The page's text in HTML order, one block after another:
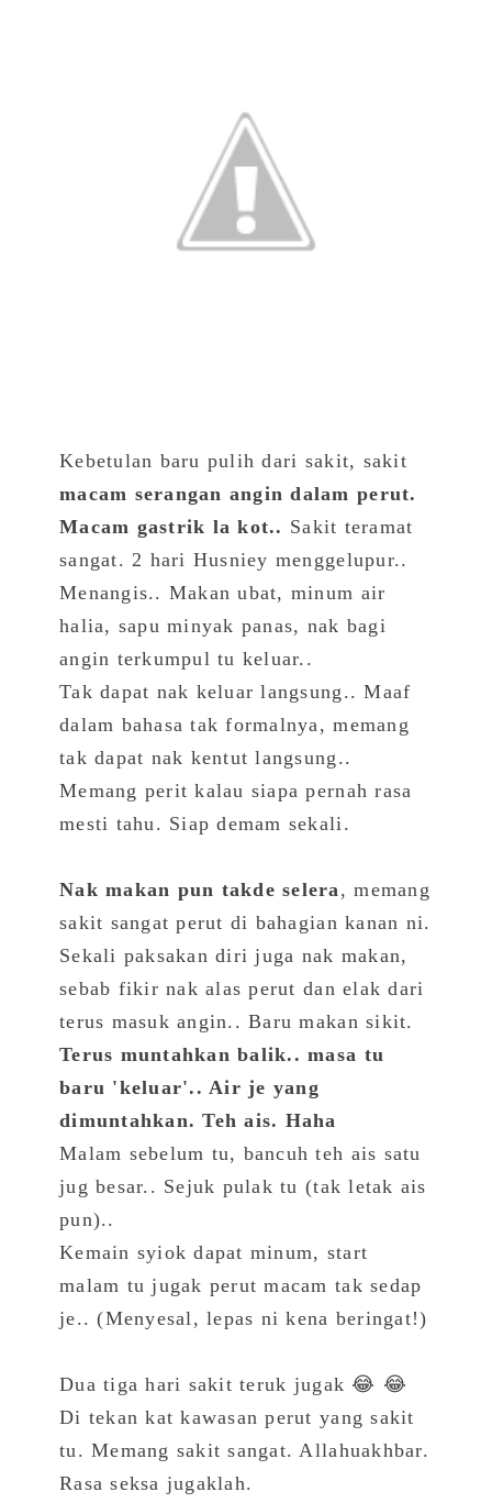
Kebetulan baru pulih dari sakit, sakit
macam serangan angin dalam perut.
Macam gastrik la kot.. Sakit teramat
sangat. 2 hari Husniey menggelupur..
Menangis.. Makan ubat, minum air
halia, sapu minyak panas, nak bagi
angin terkumpul tu keluar..
Tak dapat nak keluar langsung.. Maaf
dalam bahasa tak formalnya, memang
tak dapat nak kentut langsung..
Memang perit kalau siapa pernah rasa
mesti tahu. Siap demam sekali.
Nak makan pun takde selera , memang
sakit sangat perut di bahagian kanan ni.
Sekali paksakan diri juga nak makan,
sebab fikir nak alas perut dan elak dari
terus masuk angin.. Baru makan sikit.
Terus muntahkan balik.. masa tu
baru 'keluar'.. Air je yang
dimuntahkan. Teh ais. Haha
Malam sebelum tu, bancuh teh ais satu
jug besar.. Sejuk pulak tu (tak letak ais
pun)..
Kemain syiok dapat minum, start
malam tu jugak perut macam tak sedap
je.. (Menyesal, lepas ni kena beringat!)
Dua tiga hari sakit teruk jugak 😂 😂
Di tekan kat kawasan perut yang sakit
tu. Memang sakit sangat. Allahuakhbar​.
Rasa seksa jugaklah.